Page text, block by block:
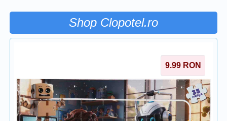
Shop Clopotel.ro
9.99 RON